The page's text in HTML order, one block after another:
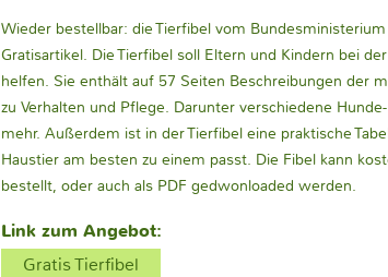
Wieder bestellbar: die Tierfibel vom
Gratisartikel. Die Tierfibel soll Eltern und Kindern bei
helfen. Sie enthält auf 57 Seiten Beschreibungen der
zu Verhalten und Pflege. Darunter verschiedene
mehr. Außerdem ist in der Tierfibel eine praktische
Haustier am besten zu einem passt. Die Fibel kann
bestellt, oder auch als PDF gedwonloaded werden.
Link zum Angebot:
Gratis Tierfibel